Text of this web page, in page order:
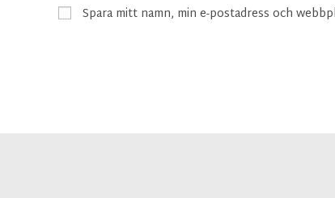
Spara mitt namn, min e-postadress och